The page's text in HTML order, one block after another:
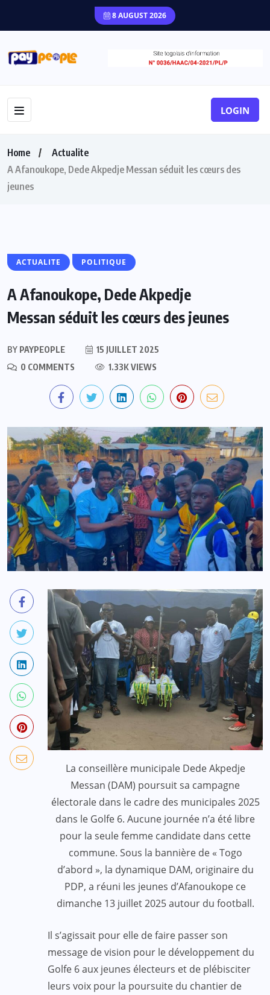
8 AUGUST 2026
LOGIN
Home
Actualite
A Afanoukope, Dede Akpedje Messan séduit les cœurs des
jeunes
ACTUALITE POLITIQUE
A Afanoukope, Dede Akpedje
Messan séduit les cœurs des jeunes
BY PAYPEOPLE
15 JUILLET 2025
0 COMMENTS
1.33K VIEWS
La conseillère municipale Dede Akpedje
Messan (DAM) poursuit sa campagne
électorale dans le cadre des municipales 2025
dans le Golfe 6. Aucune journée n’a été libre
pour la seule femme candidate dans cette
commune. Sous la bannière de « Togo
d’abord », la dynamique DAM, originaire du
PDP, a réuni les jeunes d’Afanoukope ce
dimanche 13 juillet 2025 autour du football.
Il s’agissait pour elle de faire passer son
message de vision pour le développement du
Golfe 6 aux jeunes électeurs et de plébisciter
leurs voix pour la poursuite du chantier de